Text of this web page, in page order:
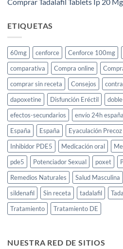
ETIQUETAS
60mg cenforce Cenforce 100mg
comparativa
Compra online
comprar sin receta
Consejos
dapoxetine
Disfunción Eréctil
efectos-secundarios
envío 24h españa
España
España Eyaculación Precoz
Inhibidor PDE5
Medicación oral
pde5
Potenciador Sexual poxet
Remedios Naturales
Salud Masculina
sildenafil
Sin receta tadalafil
Tratamiento
Tratamiento DE
NUESTRA RED DE SITIOS